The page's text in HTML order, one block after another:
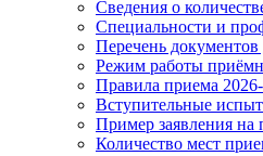
Сведения о
Специальности и
Перечень документов
Режим работы
Правила приема
Вступительные
Пример заявления на
Количество мест